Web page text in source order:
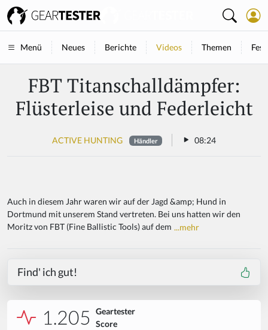
Menü Neues Berichte Videos Themen
FBT Titanschalldämpfer:
Flüsterleise und Federleicht
ACTIVE HUNTING Händler 08:24
Auch in diesem Jahr waren wir auf der Jagd &amp; Hund in
Dortmund mit unserem Stand vertreten. Bei uns hatten wir den
Moritz von FBT (Fine Ballistic Tools) auf dem ...mehr
Find' ich gut!
1.205
Geartester
Score